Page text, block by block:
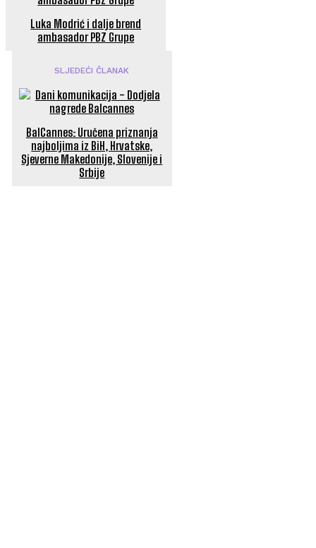
Luka Modrić i dalje brend
ambasador PBZ Grupe
SLJEDEĆI ČLANAK
BalCannes: Uručena priznanja
najboljima iz BiH, Hrvatske,
Sjeverne Makedonije, Slovenije i
Srbije